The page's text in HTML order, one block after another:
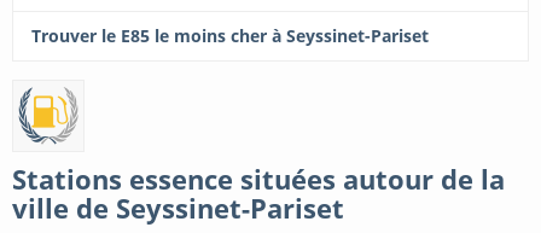
Trouver le E85 le moins cher à Seyssinet-Pariset
Stations essence situées autour de la
ville de Seyssinet-Pariset